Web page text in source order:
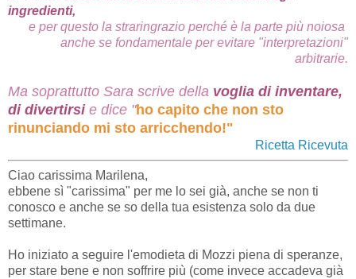
ingredienti,
e per questo la straringrazio perché è la parte più noiosa
anche se fondamentale per evitare "interpretazioni"
arbitrarie.
Ma soprattutto Sara scrive della voglia di inventare,
di divertirsi e dice "ho capito che non sto
rinunciando mi sto arricchendo!"
Ricetta Ricevuta
Ciao carissima Marilena,
ebbene sì "carissima" per me lo sei già, anche se non ti
conosco e anche se so della tua esistenza solo da due
settimane.
Ho iniziato a seguire l'emodieta di Mozzi piena di speranze,
per stare bene e non soffrire più (come invece accadeva già